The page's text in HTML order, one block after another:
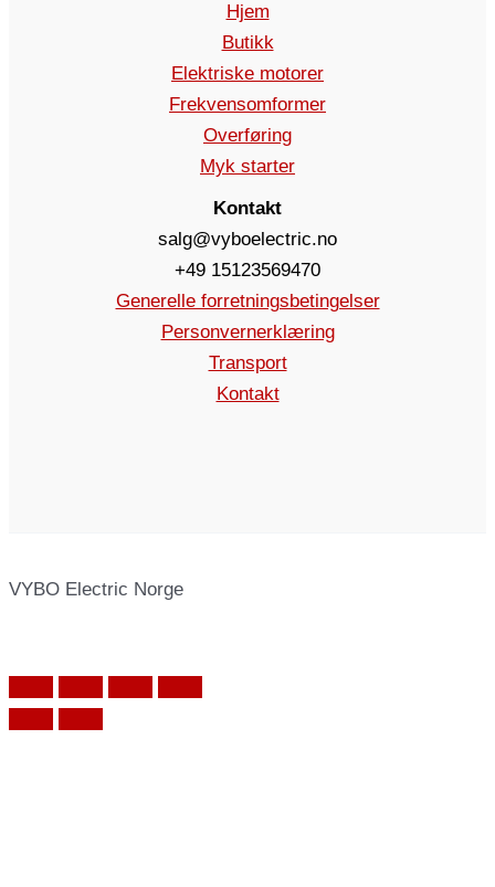
Hjem
Butikk
Elektriske motorer
Frekvensomformer
Overføring
Myk starter
Kontakt
salg@vyboelectric.no
+49 15123569470
Generelle forretningsbetingelser
Personvernerklæring
Transport
Kontakt
VYBO Electric Norge